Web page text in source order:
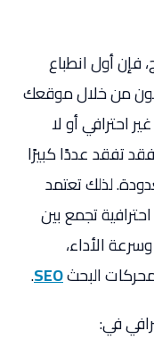
فإن أول انطباع
من خلال موقعك
احترافي أو لا
تفقد عددًا كبيرًا
لذلك تعتمد
تجمع بين
الأداء،
البحثSEO
.
في: